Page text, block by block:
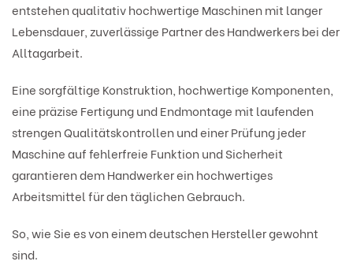
entstehen qualitativ hochwertige Maschinen mit langer
Lebensdauer, zuverlässige Partner des Handwerkers bei der
Alltagarbeit.
Eine sorgfältige Konstruktion, hochwertige Komponenten,
eine präzise Fertigung und Endmontage mit laufenden
strengen Qualitätskontrollen und einer Prüfung jeder
Maschine auf fehlerfreie Funktion und Sicherheit
garantieren dem Handwerker ein hochwertiges
Arbeitsmittel für den täglichen Gebrauch.
So, wie Sie es von einem deutschen Hersteller gewohnt
sind.